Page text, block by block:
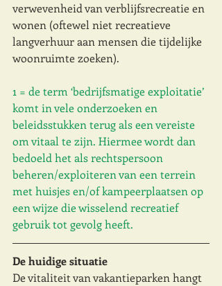
verwevenheid van verblijfsrecreatie en
wonen (oftewel niet recreatieve
langverhuur aan mensen die tijdelijke
woonruimte zoeken).
1 = de term ‘bedrijfsmatige exploitatie’
komt in vele onderzoeken en
beleidsstukken terug als een vereiste
om vitaal te zijn. Hiermee wordt dan
bedoeld het als rechtspersoon
beheren/exploiteren van een terrein
met huisjes en/of kampeerplaatsen op
een wijze die wisselend recreatief
gebruik tot gevolg heeft.
De huidige situatie
De vitaliteit van vakantieparken hangt